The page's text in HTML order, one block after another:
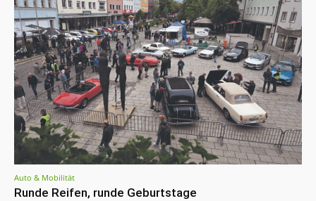
Auto & Mobilität
Runde Reifen, runde Geburtstage